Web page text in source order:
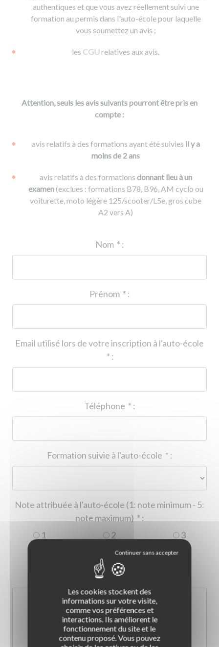
authentiques et que vous avez réellement suivi une
formation au permis dans l'auto-école pour laquelle
vous soumettez un avis ;
les CGUrelatives aux avis.
Attention, seuls les avis suivants pourront être pris en
compte :
avis relatifs à des formations ayant été suivies il y a
moins de 2 ans
avis relatifs à des formations donnant lieu à un
examen(exclues : formations B78, B96, AM cyclo ou
voiturette, moto légère 125/scooter/L5e, gros cube
A2 vers A)
* :
* :
Email utilisé lors de votre inscription à l'auto-école
* :
* :
* :
Note attribuée à l'auto-école (1: note minimum - 5:
* :
1
2
3
5
Les cookies stockent des
informations sur votre visite,
comme vos préférences et
interactions. Ils améliorent le
fonctionnement du site et le
contenu proposé. Vous pouvez